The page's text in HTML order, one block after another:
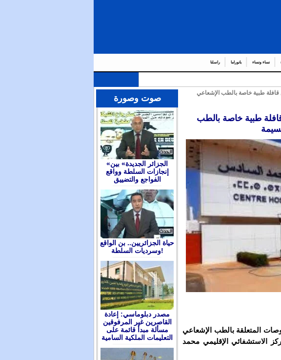
نساء ونساء بانوراما راسلنا
400 شخص من قافلة طبية خاصة بالطب الإشعاعي
شخص من قافلة طبية خاصة بالطب
المتعلقة بالطب الإشعاعي
الاستشفائي الإقليمي محمد
صوت وصورة
«الجزائر الجديدة» بين
إنجازات السلطة وواقع
الفواجع والتضييق
حياة الجزائريين.. بن الواقع
وسرديات السلطة!
مصدر دبلوماسي: إعادة
القاصرين غير المرفوقين
مسألة مبدأ قائمة على
التعليمات الملكية السامية